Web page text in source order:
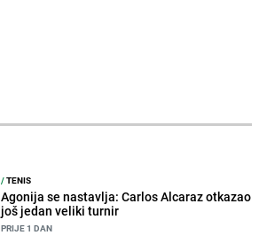
/TENIS
Agonija se nastavlja: Carlos Alcaraz otkazao
još jedan veliki turnir
PRIJE 1 DAN